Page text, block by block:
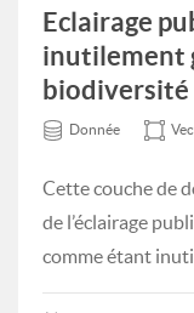
Eclairage
inutilement
biodiversité
Donnée
Cette couche de
de l’éclairage
comme étant